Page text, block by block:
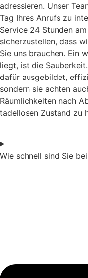
adressieren. Unser
Tag Ihres Anrufs zu
Service 24 Stunden
sicherzustellen, dass
Sie uns brauchen. Ein
liegt, ist die
dafür ausgebildet,
sondern sie achten
Räumlichkeiten nach
tadellosen Zustand zu
Wie schnell sind Sie